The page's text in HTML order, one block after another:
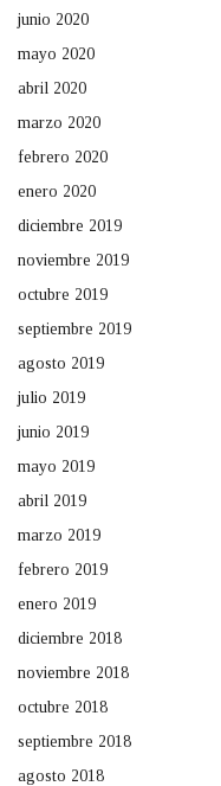
junio 2020
mayo 2020
abril 2020
marzo 2020
febrero 2020
enero 2020
diciembre 2019
noviembre 2019
octubre 2019
septiembre 2019
agosto 2019
julio 2019
junio 2019
mayo 2019
abril 2019
marzo 2019
febrero 2019
enero 2019
diciembre 2018
noviembre 2018
octubre 2018
septiembre 2018
agosto 2018